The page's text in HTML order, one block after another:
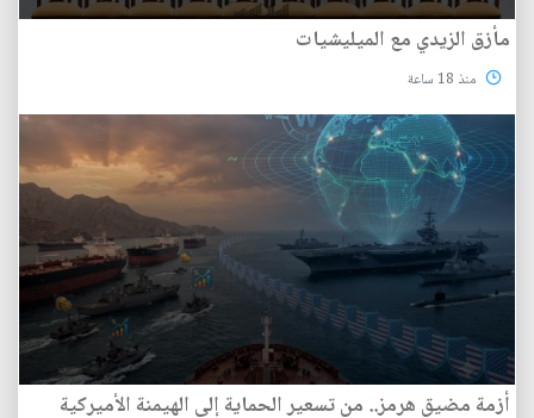
مأزق الزيدي مع الميليشيات
منذ 18 ساعة
أزمة مضيق هرمز.. من تسعير الحماية إلى الهيمنة الأميركية